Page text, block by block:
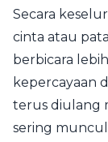
Secara
cinta atau
berbicara
kepercayaan
terus diulang
sering muncul